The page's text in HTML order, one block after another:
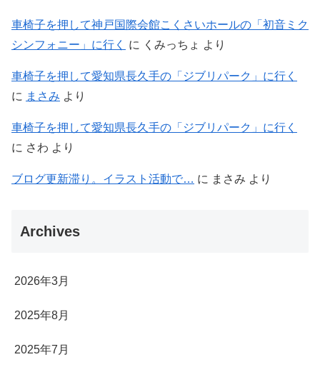
車椅子を押して神戸国際会館こくさいホールの「初音ミク
シンフォニー」に行く
に くみっちょ より
車椅子を押して愛知県長久手の「ジブリパーク」に行く
に まさみ より
車椅子を押して愛知県長久手の「ジブリパーク」に行く
に さわ より
ブログ更新滞り。イラスト活動で… に まさみ より
Archives
2026年3月
2025年8月
2025年7月